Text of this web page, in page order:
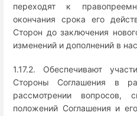
переходят к
окончания срока его
Сторон до заключения
изменений и дополнений в
1.17.2. Обеспечивают
Стороны Соглашения в
рассмотрении вопросов,
положений Соглашения и